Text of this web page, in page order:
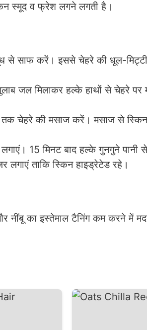
स्मूद व फ्रेश लगने लगती है।
से साफ करें। इससे चेहरे की धूल-
जल मिलाकर हल्के हाथों से चेहरे
तक चेहरे की मसाज करें। मसाज से
15 मिनट बाद हल्के गुनगुने पानी
लगाएं ताकि स्किन हाइड्रेटेड रहे।
का इस्तेमाल टैनिंग कम करने में